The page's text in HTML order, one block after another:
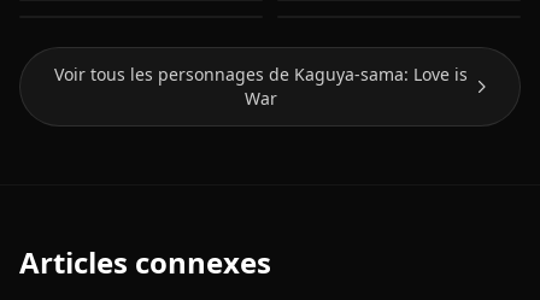
Voir tous les personnages de Kaguya-sama: Love is
War
Articles connexes